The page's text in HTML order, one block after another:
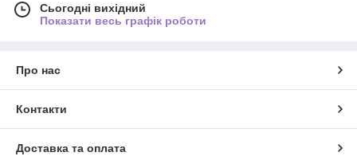
Сьогодні вихідний
Показати весь графік роботи
Про нас
Контакти
Доставка та оплата